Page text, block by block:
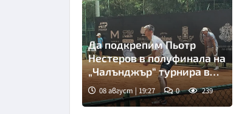
Да подкрепим Пьотр
Нестеров в полуфинала на
„Чалънджър“ турнира в
Пловдив!
08 август | 19:27 0 239